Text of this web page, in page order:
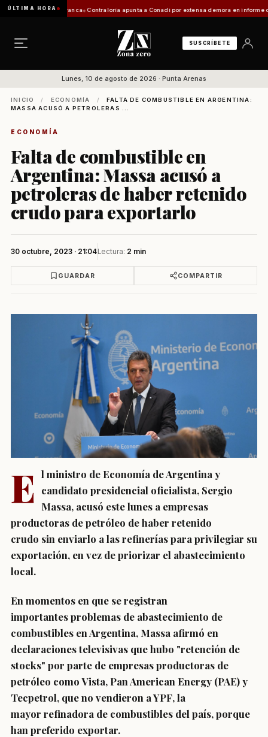
ÚLTIMA HORA
de Zona Franca Contraloría apunta a Conadi por extensa demora en informe
SUSCRÍBETE
Lunes, 10 de agosto de 2026 · Punta Arenas
INICIO / ECONOMÍA /
FALTA DE COMBUSTIBLE EN ARGENTINA:
MASSA ACUSÓ A PETROLERAS ...
ECONOMÍA
Falta de combustible en
Argentina: Massa acusó a
petroleras de haber retenido
crudo para exportarlo
30 octubre, 2023 · 21:04Lectura: 2 min
GUARDAR COMPARTIR
E l ministro de Economía de Argentina y
candidato presidencial oficialista, Sergio
Massa, acusó este lunes a empresas
productoras de petróleo de haber retenido
crudo sin enviarlo a las refinerías para privilegiar su
exportación, en vez de priorizar el abastecimiento
local.
En momentos en que se registran
importantes problemas de abastecimiento de
combustibles en Argentina, Massa afirmó en
declaraciones televisivas que hubo "retención de
stocks" por parte de empresas productoras de
petróleo comoVista, Pan American Energy (PAE) y
Tecpetrol, que no vendieron a YPF, la
mayor refinadora de combustibles del país, porque
han preferido exportar.